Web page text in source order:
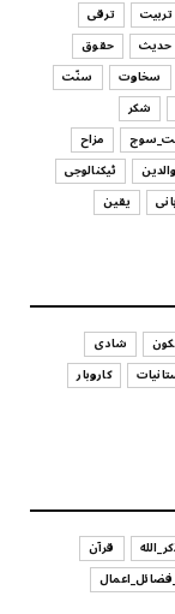
تربیت
ترقی
حدیث
حقوق
سخاوت
سنّت
شکر
مزاح
والدین
ٹیکنالوجی
یقین
شادی
کاروبار
قرآن